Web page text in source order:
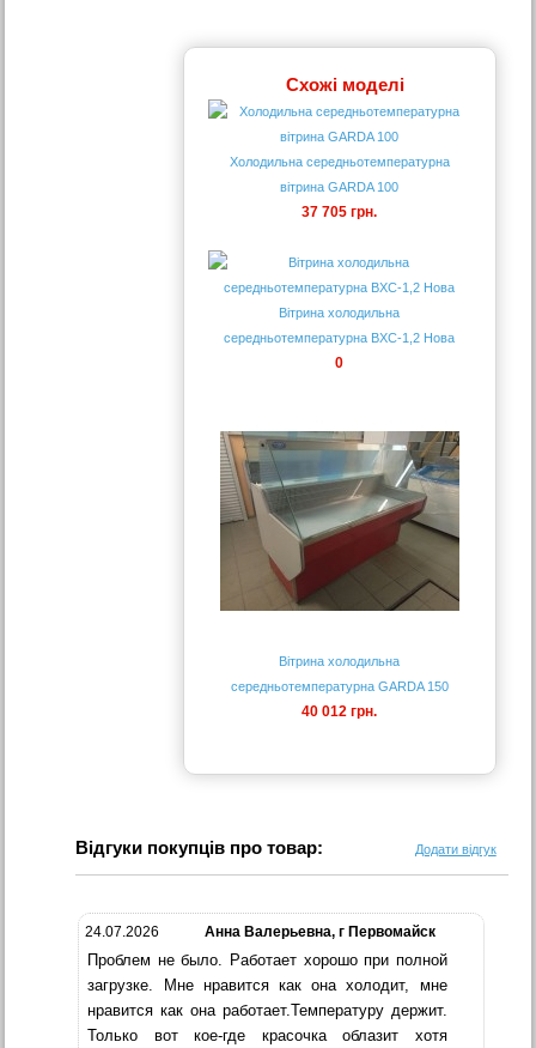
Схожі моделі
Холодильна середньотемпературна
вітрина GARDA 100
37 705 грн.
Вітрина холодильна
середньотемпературна ВХС-1,2 Нова
0
Вітрина холодильна
середньотемпературна GARDA 150
40 012 грн.
Відгуки покупців про товар: Додати відгук
24.07.2026 Анна Валерьевна, г Первомайск
Проблем не было. Работает хорошо при полной
загрузке. Мне нравится как она холодит, мне
нравится как она работает.Температуру держит.
Только вот кое-где красочка облазит хотя